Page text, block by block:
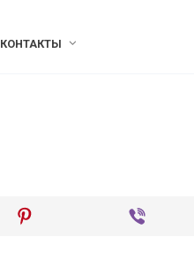
КОНТАКТЫ